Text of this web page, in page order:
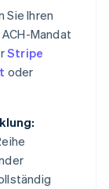
Sie Ihren
Mandat
Stripe
oder